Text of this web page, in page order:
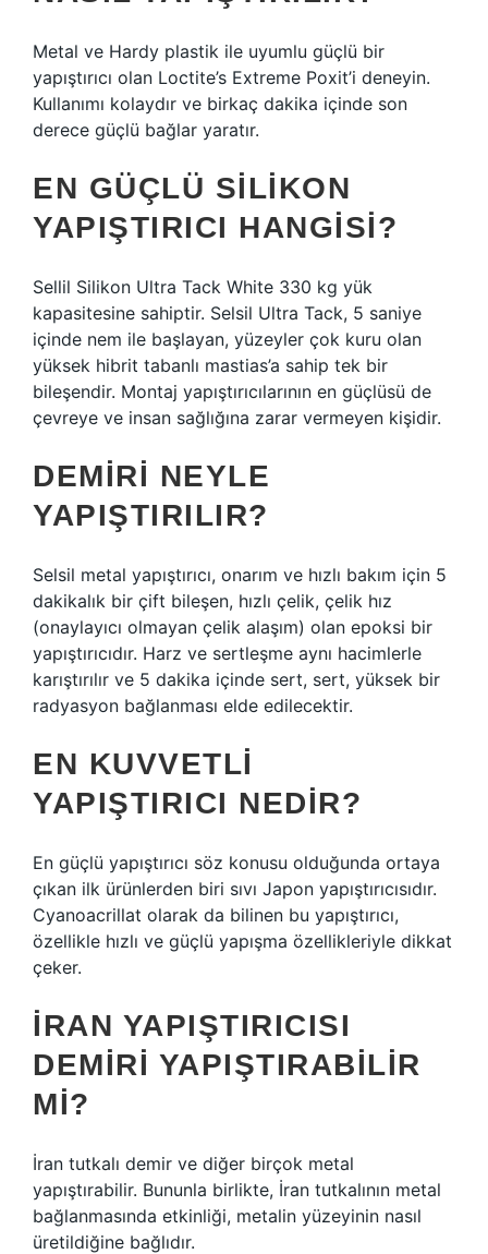
Metal ve Hardy plastik ile uyumlu güçlü bir
yapıştırıcı olan Loctite’s Extreme Poxit’i deneyin.
Kullanımı kolaydır ve birkaç dakika içinde son
derece güçlü bağlar yaratır.
EN GÜÇLÜ SILIKON
YAPIŞTIRICI HANGISI?
Sellil Silikon Ultra Tack White 330 kg yük
kapasitesine sahiptir. Selsil Ultra Tack, 5 saniye
içinde nem ile başlayan, yüzeyler çok kuru olan
yüksek hibrit tabanlı mastias’a sahip tek bir
bileşendir. Montaj yapıştırıcılarının en güçlüsü de
çevreye ve insan sağlığına zarar vermeyen kişidir.
DEMIRI NEYLE
YAPIŞTIRILIR?
Selsil metal yapıştırıcı, onarım ve hızlı bakım için 5
dakikalık bir çift bileşen, hızlı çelik, çelik hız
(onaylayıcı olmayan çelik alaşım) olan epoksi bir
yapıştırıcıdır. Harz ve sertleşme aynı hacimlerle
karıştırılır ve 5 dakika içinde sert, sert, yüksek bir
radyasyon bağlanması elde edilecektir.
EN KUVVETLI
YAPIŞTIRICI NEDIR?
En güçlü yapıştırıcı söz konusu olduğunda ortaya
çıkan ilk ürünlerden biri sıvı Japon yapıştırıcısıdır.
Cyanoacrillat olarak da bilinen bu yapıştırıcı,
özellikle hızlı ve güçlü yapışma özellikleriyle dikkat
çeker.
İRAN YAPIŞTIRICISI
DEMIRI YAPIŞTIRABILIR
MI?
İran tutkalı demir ve diğer birçok metal
yapıştırabilir. Bununla birlikte, İran tutkalının metal
bağlanmasında etkinliği, metalin yüzeyinin nasıl
üretildiğine bağlıdır.